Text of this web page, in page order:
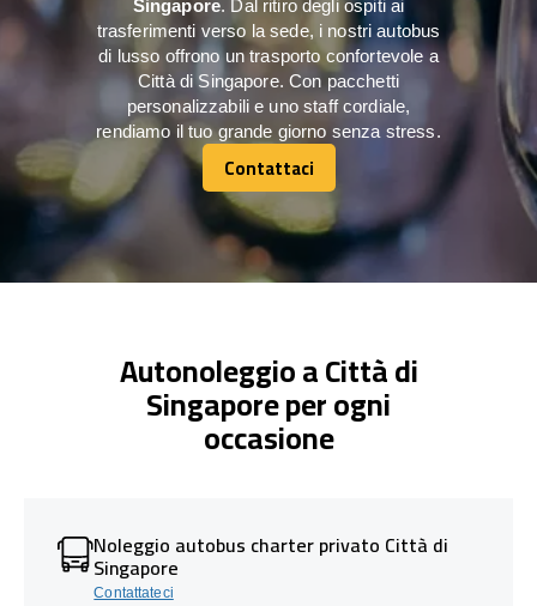
Singapore. Dal ritiro degli ospiti ai
trasferimenti verso la sede, i nostri autobus
di lusso offrono un trasporto confortevole a
Città di Singapore. Con pacchetti
personalizzabili e uno staff cordiale,
rendiamo il tuo grande giorno senza stress.
Contattaci
Contattaci
Autonoleggio a Città di
Singapore per ogni
occasione
Noleggio autobus charter privato Città di
Singapore
Contattateci